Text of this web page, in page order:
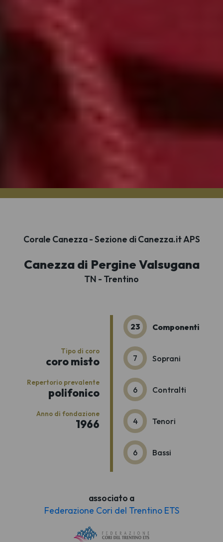
Corale Canezza - Sezione di Canezza.it APS
Canezza di Pergine Valsugana
TN - Trentino
Tipo di coro
coro misto
Repertorio prevalente
polifonico
Anno di fondazione
1966
23 Componenti
7 Soprani
6 Contralti
4 Tenori
6 Bassi
associato a
Federazione Cori del Trentino ETS